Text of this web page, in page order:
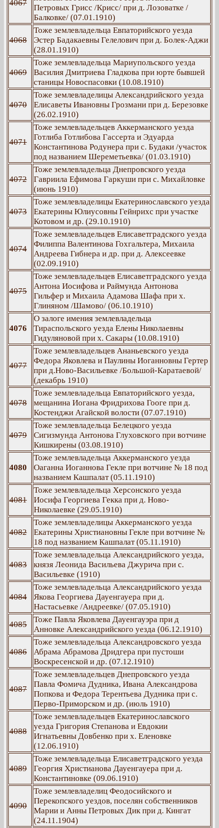
4067
Петровых Грисс /Крисс/ при д. Лозоватке /
Балковке/ (07.01.1910)
4068
Тоже землевладельца Евпаторийского уезда
Эстер Бадакаевны Гелелович при д. Болек-Аджи
(28.01.1910)
4069
Тоже землевладельца Мариупольского уезда
Василия Дмитриева Гладкова при юрте бывшей
станицы Новоспасовки (10.08.1910)
4070
Тоже землевладелицы Александрийского уезда
Елисаветы Ивановны Грозмани при д. Березовке
(26.02.1910)
4071
Тоже землевладельцев Аккерманского уезда
Готлиба Готлибова Гассерта и Эдуарда
Константинова Родунера при с. Будаки /участок
под названием Шереметьевка/ (01.03.1910)
4072
Тоже землевладельца Днепровского уезда
Гавриила Ефимова Гаркуши при с. Михайловке
(июнь 1910)
4073
Тоже землевладелицы Екатеринославского уезда
Екатерины Юлиусовны Гейнрихс при участке
Котовом и др. (29.10.1910)
4074
Тоже землевладельцев Елисаветградского уезда
Филиппа Валентинова Гохгальтера, Михаила
Андреева Гибнера и др. при д. Алексеевке
(02.09.1910)
4075
Тоже землевладельцев Елисаветградского уезда
Антона Иосифова и Раймунда Антонова
Гильфер и Михаила Адамова Шафа при х.
Глиняном /Шамово/ (06.10.1910)
4076
О залоге имения землевладельца
Тираспольского уезда Елены Николаевны
Гидуляновой при х. Сакары (10.08.1910)
4077
Тоже землевладельцев Ананьевского уезда
Федора Яковлева и Паулины Иоганновны Гертер
при д.Ново-Васильевке /Большой-Каратаевой/
(декабрь 1910)
4078
Тоже землевладельца Евпаторийского уезда,
мещанина Иогана Фридрихова Гооге при д.
Костенджи Агайской волости (07.07.1910)
4079
Тоже землевладельца Белецкого уезда
Сигизмунда Антонова Глуховского при вотчине
Кишкирены (03.08.1910)
4080
Тоже землевладельца Аккерманского уезда
Оаганна Иоганнова Гекле при вотчине № 18 под
названием Кашпалат (05.11.1910)
4081
Тоже землевладельца Херсонского уезда
Иосифа Георгиева Гекка при д. Ново-
Николаевке (29.05.1910)
4082
Тоже землевладелицы Аккерманского уезда
Екатерины Христиановны Гекле при вотчине №
18 под названием Кашпалат (05.11.1910)
4083
Тоже землевладельца Александрийского уезда,
князя Леонида Васильева Джурича при с.
Васильевке (1910)
4084
Тоже землевладельца Александрийского уезда
Якова Георгиева Дауенгауера при д.
Настасьевке /Андреевке/ (07.05.1910)
4085
Тоже Павла Яковлева Дауенгауэра при д
Анновке Александрийского уезда (06.12.1910)
4086
Тоже землевладельца Александровского уезда
Абрама Абрамова Дридгера при пустоши
Воскресенской и др. (07.12.1910)
4087
Тоже землевладельцев Днепровского уезда
Павла Фомича Дудника, Ивана Александрова
Попкова и Федора Терентьева Дудника при с.
Перво-Приморском и др. (июль 1910)
4088
Тоже землевладельцев Екатеринославского
уезда Григория Степанова и Евдокии
Игнатьевны Довбенко при х. Еленовке
(12.06.1910)
4089
Тоже землевладельца Елисаветградского уезда
Георгия Христианова Дауенгауера при д.
Константиновке (09.06.1910)
4090
Тоже землевладелиц Феодосийского и
Перекопского уездов, поселян собственников
Марии и Анны Петровых Дик при д. Кингат
(24.11.1904)